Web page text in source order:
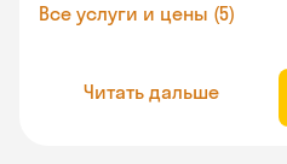
Все услуги и цены (5)
Читать дальше